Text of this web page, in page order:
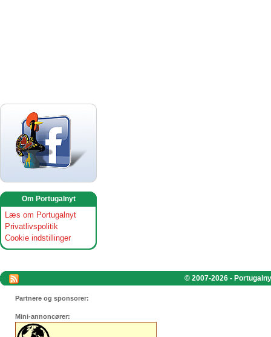
Om Portugalnyt
Læs om Portugalnyt
Privatlivspolitik
Cookie indstillinger
© 2007-2026 -
Partnere og sponsorer:
Mini-annoncører: